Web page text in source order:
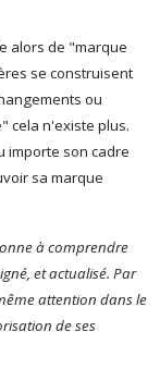
alors de "marque
se construisent
ou
cela n'existe plus.
importe son cadre
sa marque
à comprendre
et actualisé. Par
attention dans le
de ses